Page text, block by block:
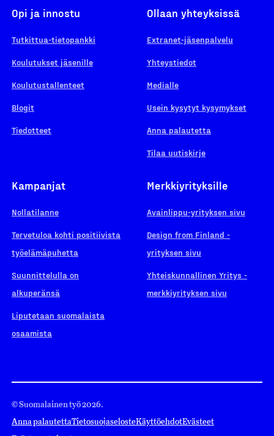
Opi ja innostu
Tutkittua-tietopankki
Koulutukset jäsenille
Koulutustallenteet
Blogit
Tiedotteet
Ollaan yhteyksissä
Extranet-jäsenpalvelu
Yhteystiedot
Medialle
Usein kysytyt kysymykset
Anna palautetta
Tilaa uutiskirje
Kampanjat
Nollatilanne
Tervetuloa kohti positiivista
työelämäpuhetta
Suunnittelulla on
alkuperänsä
Liputetaan suomalaista
osaamista
Merkkiyrityksille
Avainlippu-yrityksen sivu
Design from Finland -
yrityksen sivu
Yhteiskunnallinen Yritys -
merkkiyrityksen sivu
© Suomalainen työ 2026.
Anna palautettaTietosuojaselosteKäyttöehdotEvästeet